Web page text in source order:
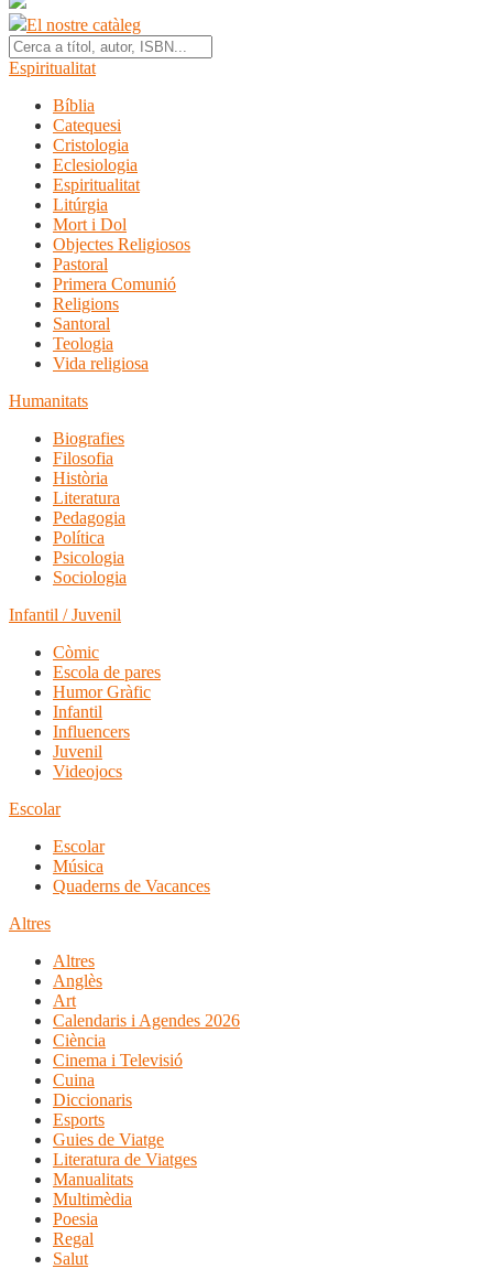
El nostre catàleg
Espiritualitat
Bíblia
Catequesi
Cristologia
Eclesiologia
Espiritualitat
Litúrgia
Mort i Dol
Objectes Religiosos
Pastoral
Primera Comunió
Religions
Santoral
Teologia
Vida religiosa
Humanitats
Biografies
Filosofia
Història
Literatura
Pedagogia
Política
Psicologia
Sociologia
Infantil / Juvenil
Còmic
Escola de pares
Humor Gràfic
Infantil
Influencers
Juvenil
Videojocs
Escolar
Escolar
Música
Quaderns de Vacances
Altres
Altres
Anglès
Art
Calendaris i Agendes 2026
Ciència
Cinema i Televisió
Cuina
Diccionaris
Esports
Guies de Viatge
Literatura de Viatges
Manualitats
Multimèdia
Poesia
Regal
Salut